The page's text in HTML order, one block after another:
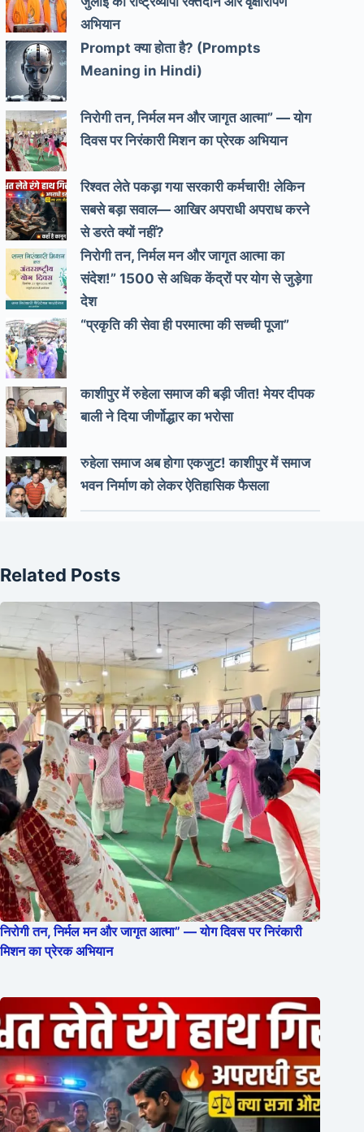
अभियान
Prompt क्या होता है? (Prompts
Meaning in Hindi)
निरोगी तन, निर्मल मन और जागृत आत्मा” — योग
दिवस पर निरंकारी मिशन का प्रेरक अभियान
रिश्वत लेते पकड़ा गया सरकारी कर्मचारी! लेकिन
सबसे बड़ा सवाल— आखिर अपराधी अपराध करने
से डरते क्यों नहीं?
निरोगी तन, निर्मल मन और जागृत आत्मा का
संदेश!” 1500 से अधिक केंद्रों पर योग से जुड़ेगा
देश
“प्रकृति की सेवा ही परमात्मा की सच्ची पूजा”
काशीपुर में रुहेला समाज की बड़ी जीत! मेयर दीपक
बाली ने दिया जीर्णोद्धार का भरोसा
रुहेला समाज अब होगा एकजुट! काशीपुर में समाज
भवन निर्माण को लेकर ऐतिहासिक फैसला
Related Posts
निरोगी तन, निर्मल मन और जागृत आत्मा” — योग दिवस पर निरंकारी
मिशन का प्रेरक अभियान